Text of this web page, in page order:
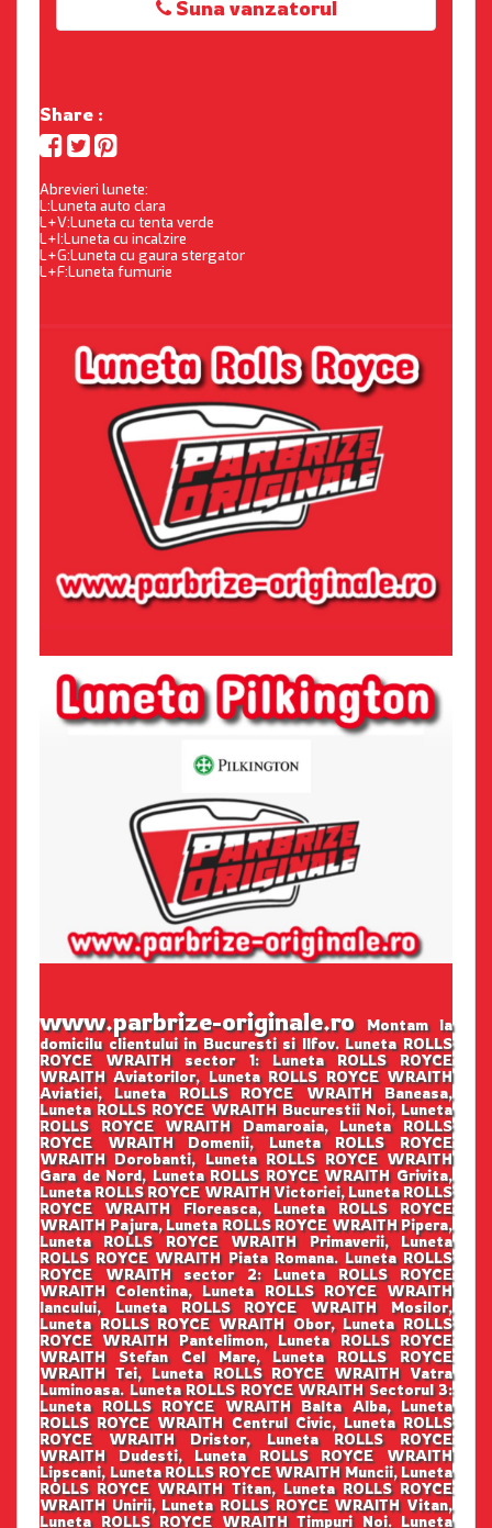
Suna vanzatorul
Share :
Abrevieri lunete:
L:Luneta auto clara
L+V:Luneta cu tenta verde
L+I:Luneta cu incalzire
L+G:Luneta cu gaura stergator
L+F:Luneta fumurie
www.parbrize-originale.roMontam la
domicilu clientului in Bucuresti si Ilfov. Luneta ROLLS
ROYCE WRAITH sector 1: Luneta ROLLS ROYCE
WRAITH Aviatorilor, Luneta ROLLS ROYCE WRAITH
Aviatiei, Luneta ROLLS ROYCE WRAITH Baneasa,
Luneta ROLLS ROYCE WRAITH Bucurestii Noi, Luneta
ROLLS ROYCE WRAITH Damaroaia, Luneta ROLLS
ROYCE WRAITH Domenii, Luneta ROLLS ROYCE
WRAITH Dorobanti, Luneta ROLLS ROYCE WRAITH
Gara de Nord, Luneta ROLLS ROYCE WRAITH Grivita,
Luneta ROLLS ROYCE WRAITH Victoriei, Luneta ROLLS
ROYCE WRAITH Floreasca, Luneta ROLLS ROYCE
WRAITH Pajura, Luneta ROLLS ROYCE WRAITH Pipera,
Luneta ROLLS ROYCE WRAITH Primaverii, Luneta
ROLLS ROYCE WRAITH Piata Romana. Luneta ROLLS
ROYCE WRAITH sector 2: Luneta ROLLS ROYCE
WRAITH Colentina, Luneta ROLLS ROYCE WRAITH
Iancului, Luneta ROLLS ROYCE WRAITH Mosilor,
Luneta ROLLS ROYCE WRAITH Obor, Luneta ROLLS
ROYCE WRAITH Pantelimon, Luneta ROLLS ROYCE
WRAITH Stefan Cel Mare, Luneta ROLLS ROYCE
WRAITH Tei, Luneta ROLLS ROYCE WRAITH Vatra
Luminoasa. Luneta ROLLS ROYCE WRAITH Sectorul 3:
Luneta ROLLS ROYCE WRAITH Balta Alba, Luneta
ROLLS ROYCE WRAITH Centrul Civic, Luneta ROLLS
ROYCE WRAITH Dristor, Luneta ROLLS ROYCE
WRAITH Dudesti, Luneta ROLLS ROYCE WRAITH
Lipscani, Luneta ROLLS ROYCE WRAITH Muncii, Luneta
ROLLS ROYCE WRAITH Titan, Luneta ROLLS ROYCE
WRAITH Unirii, Luneta ROLLS ROYCE WRAITH Vitan,
Luneta ROLLS ROYCE WRAITH Timpuri Noi. Luneta